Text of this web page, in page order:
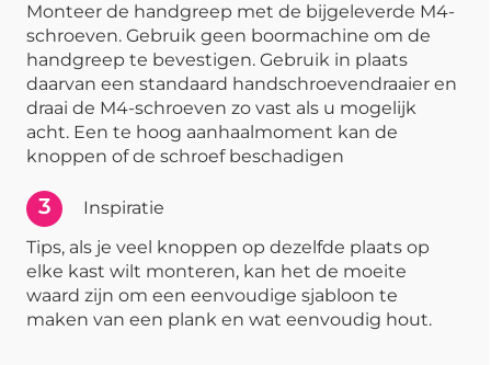
Monteer de handgreep met de bijgeleverde M4-
schroeven. Gebruik geen boormachine om de
handgreep te bevestigen. Gebruik in plaats
daarvan een standaard handschroevendraaier en
draai de M4-schroeven zo vast als u mogelijk
acht. Een te hoog aanhaalmoment kan de
knoppen of de schroef beschadigen
3
Inspiratie
Tips, als je veel knoppen op dezelfde plaats op
elke kast wilt monteren, kan het de moeite
waard zijn om een eenvoudige sjabloon te
maken van een plank en wat eenvoudig hout.